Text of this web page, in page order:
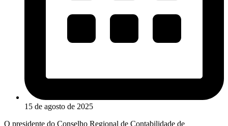
15 de agosto de 2025
O presidente do Conselho Regional de Contabilidade de